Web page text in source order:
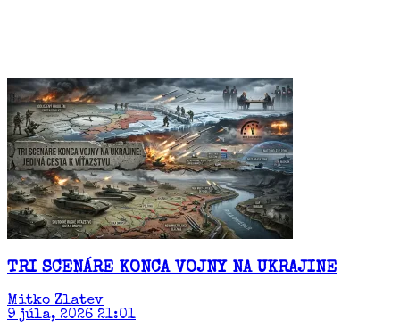
TRI SCENÁRE KONCA VOJNY NA UKRAJINE
Mitko Zlatev
9 júla, 2026 21:01